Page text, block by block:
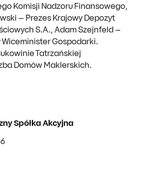
Komisji Nadzoru Finansowego,
– Prezes Krajowy Depozyt
S.A., Adam Szejnfeld –
Wiceminister Gospodarki.
Tatrzańskiej
Domów Maklerskich.
Spółka Akcyjna